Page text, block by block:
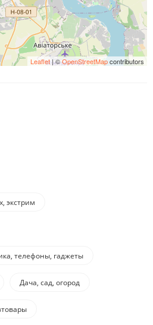
Leaflet| ©OpenStreetMapcontributors
экстрим
телефоны, гаджеты
Дача, сад, огород